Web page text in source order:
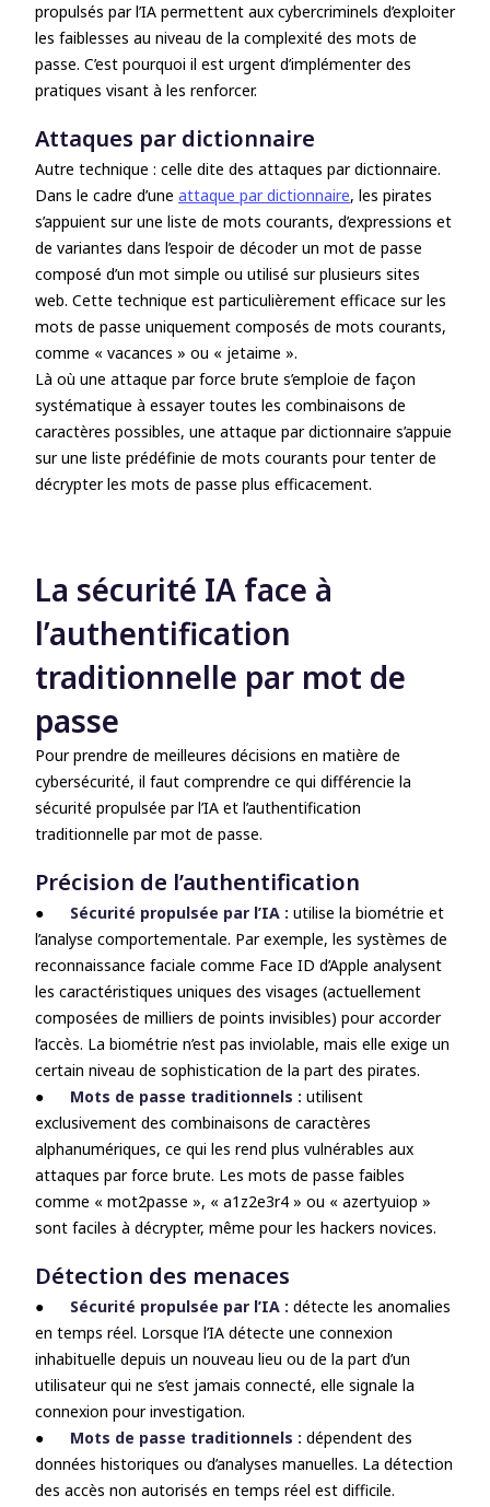
propulsés par l’IA permettent aux cybercriminels d’exploiter
les faiblesses au niveau de la complexité des mots de
passe. C’est pourquoi il est urgent d’implémenter des
pratiques visant à les renforcer.
Attaques par dictionnaire
Autre technique : celle dite des attaques par dictionnaire.
Dans le cadre d’une attaque par dictionnaire, les pirates
s’appuient sur une liste de mots courants, d’expressions et
de variantes dans l’espoir de décoder un mot de passe
composé d’un mot simple ou utilisé sur plusieurs sites
web. Cette technique est particulièrement efficace sur les
mots de passe uniquement composés de mots courants,
comme « vacances » ou « jetaime ».
Là où une attaque par force brute s’emploie de façon
systématique à essayer toutes les combinaisons de
caractères possibles, une attaque par dictionnaire s’appuie
sur une liste prédéfinie de mots courants pour tenter de
décrypter les mots de passe plus efficacement.
La sécurité IA face à
l’authentification
traditionnelle par mot de
passe
Pour prendre de meilleures décisions en matière de
cybersécurité, il faut comprendre ce qui différencie la
sécurité propulsée par l’IA et l’authentification
traditionnelle par mot de passe.
Précision de l’authentification
● Sécurité propulsée par l’IA : utilise la biométrie et
l’analyse comportementale. Par exemple, les systèmes de
reconnaissance faciale comme Face ID d’Apple analysent
les caractéristiques uniques des visages (actuellement
composées de milliers de points invisibles) pour accorder
l’accès. La biométrie n’est pas inviolable, mais elle exige un
certain niveau de sophistication de la part des pirates.
● Mots de passe traditionnels : utilisent
exclusivement des combinaisons de caractères
alphanumériques, ce qui les rend plus vulnérables aux
attaques par force brute. Les mots de passe faibles
comme « mot2passe », « a1z2e3r4 » ou « azertyuiop »
sont faciles à décrypter, même pour les hackers novices.
Détection des menaces
● Sécurité propulsée par l’IA : détecte les anomalies
en temps réel. Lorsque l’IA détecte une connexion
inhabituelle depuis un nouveau lieu ou de la part d’un
utilisateur qui ne s’est jamais connecté, elle signale la
connexion pour investigation.
● Mots de passe traditionnels : dépendent des
données historiques ou d’analyses manuelles. La détection
des accès non autorisés en temps réel est difficile.